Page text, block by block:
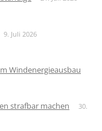
9. Juli 2026
Windenergieausbau
strafbar machen
30.